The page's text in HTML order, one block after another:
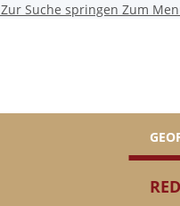
Zur Suche springen Zum